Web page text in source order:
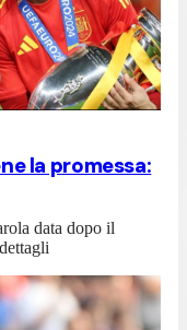
la promessa:
data dopo il